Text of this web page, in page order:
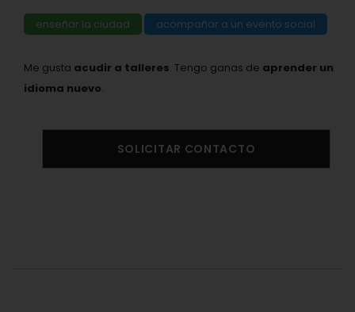
enseñar la ciudad acompañar a un evento social
Me gusta acudir a talleres. Tengo ganas de aprender un
idioma nuevo.
SOLICITAR CONTACTO